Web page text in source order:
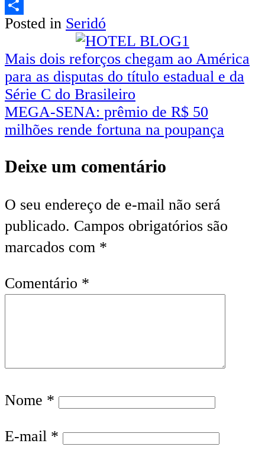
Email
Share
Posted in Seridó
Navegação
de
Post
Mais dois reforços chegam ao América
para as disputas do título estadual e da
Série C do Brasileiro
MEGA-SENA: prêmio de R$ 50
milhões rende fortuna na poupança
Deixe um comentário
O seu endereço de e-mail não será
publicado. Campos obrigatórios são
marcados com *
Comentário *
Nome *
E-mail *